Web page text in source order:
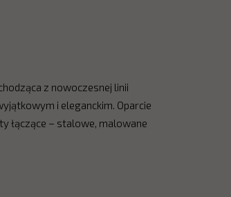
z nowoczesnej linii
i eleganckim. Oparcie
łączące – stalowe, malowane